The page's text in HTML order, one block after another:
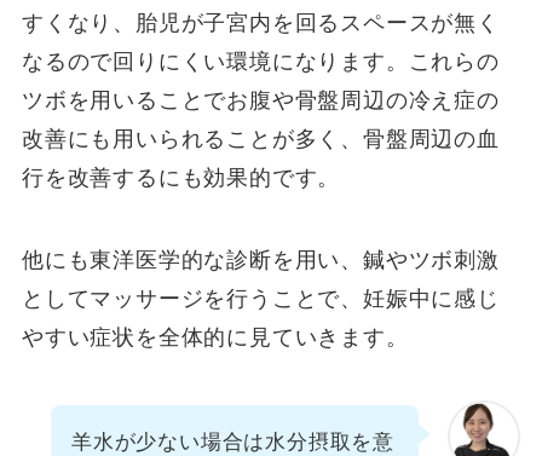
すくなり、胎児が子宮内を回るスペースが無く
なるので回りにくい環境になります。これらの
ツボを用いることでお腹や骨盤周辺の冷え症の
改善にも用いられることが多く、骨盤周辺の血
行を改善するにも効果的です。
他にも東洋医学的な診断を用い、鍼やツボ刺激
としてマッサージを行うことで、妊娠中に感じ
やすい症状を全体的に見ていきます。
羊水が少ない場合は水分摂取を意